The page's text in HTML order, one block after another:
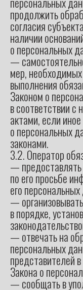
продолжить
согласия
наличии
о персональных
—
мер,
выполнения
Законом о
в соответствии
актами, если
о персональных
законами.
3.2. Оператор
—
по его просьбе
его
—
в порядке,
— отвечать на
персональных
представителей
Закона о
— сообщать в